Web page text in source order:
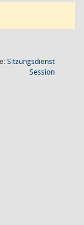
Sitzungsdienst
Session(Wird in